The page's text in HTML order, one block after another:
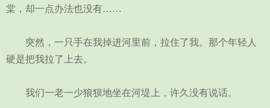
棠，却一点办法也没有……
突然，一只手在我掉进河里前，拉住了我。那个年轻人
硬是把我拉了上去。
我们一老一少狼狈地坐在河堤上，许久没有说话。